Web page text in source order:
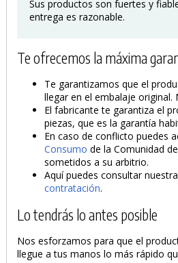
Sus productos son fuertes y
entrega es razonable.
Te ofrecemos la máxima
Te garantizamos que el
llegar en el embalaje original.
El fabricante te garantiza el
piezas, que es la garantía
En caso de conflicto puedes
Consumo de la Comunidad
sometidos a su arbitrio.
Aquí puedes consultar
contratación.
Lo tendrás lo antes posible
Nos esforzamos para que el
llegue a tus manos lo más rápido